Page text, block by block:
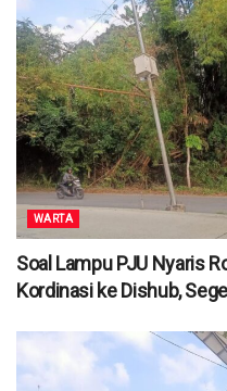
WARTA
Soal Lampu PJU Nyaris
Kordinasi ke Dishub,